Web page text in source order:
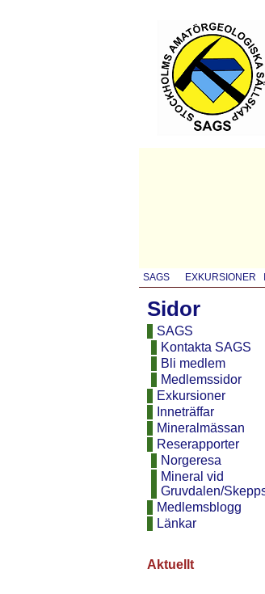
SAGS EXKURSIONER
Sidor
SAGS
Kontakta SAGS
Bli medlem
Medlemssidor
Exkursioner
Inneträffar
Mineralmässan
Reserapporter
Norgeresa
Mineral vid
Gruvdalen/
Medlemsblogg
Länkar
Aktuellt